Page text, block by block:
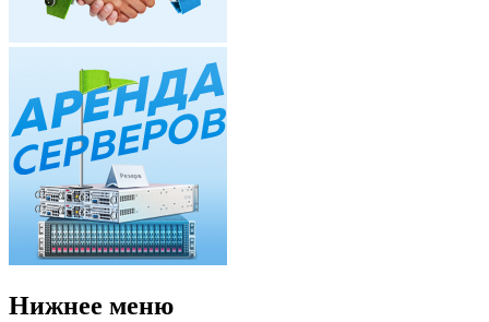
Нижнее меню